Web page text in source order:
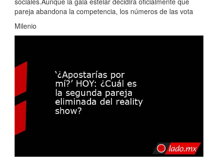
pareja abandona la competencia, los números de las vota
Milenio